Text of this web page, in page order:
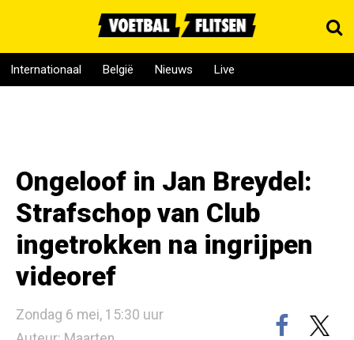
Internationaal België Nieuws Live
Ongeloof in Jan Breydel:
Strafschop van Club
ingetrokken na ingrijpen
videoref
Zondag 6 mei, 15:30 uur